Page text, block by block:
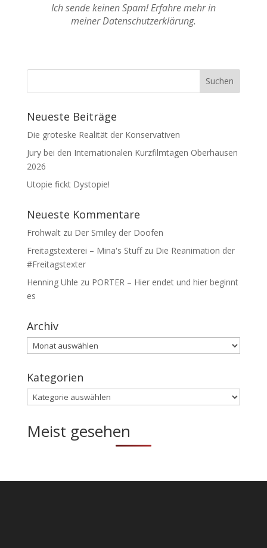
Ich sende keinen Spam! Erfahre mehr in
meiner Datenschutzerklärung.
Neueste Beiträge
Die groteske Realität der Konservativen
Jury bei den Internationalen Kurzfilmtagen Oberhausen
2026
Utopie fickt Dystopie!
Neueste Kommentare
Frohwaltzu Der Smiley der Doofen
Freitagstexterei – Mina's Stuffzu Die Reanimation der
#Freitagstexter
Henning Uhle zu PORTER – Hier endet und hier beginnt
es
Archiv
Archiv
Kategorien
Kategorien
Meist gesehen